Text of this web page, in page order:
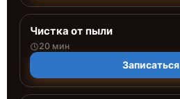
Чистка от пыли
20 мин
Записаться